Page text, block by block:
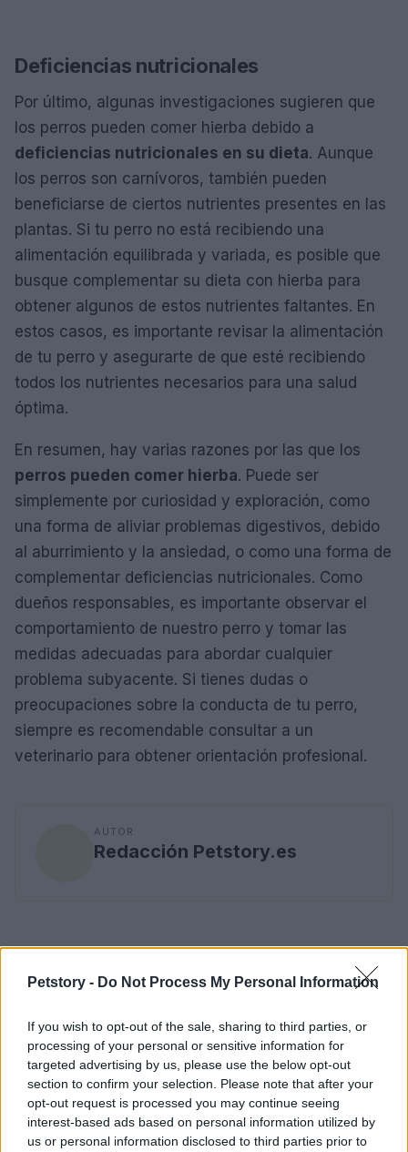
Petstory - Do Not Process My Personal Information
If you wish to opt-out of the sale, sharing to third parties, or
processing of your personal or sensitive information for
targeted advertising by us, please use the below opt-out
section to confirm your selection. Please note that after your
opt-out request is processed you may continue seeing
interest-based ads based on personal information utilized by
us or personal information disclosed to third parties prior to
Deficiencias nutricionales
Por último, algunas investigaciones sugieren que
los perros pueden comer hierba debido a
deficiencias nutricionales en su dieta. Aunque
los perros son carnívoros, también pueden
beneficiarse de ciertos nutrientes presentes en las
plantas. Si tu perro no está recibiendo una
alimentación equilibrada y variada, es posible que
busque complementar su dieta con hierba para
obtener algunos de estos nutrientes faltantes. En
estos casos, es importante revisar la alimentación
de tu perro y asegurarte de que esté recibiendo
todos los nutrientes necesarios para una salud
óptima.
En resumen, hay varias razones por las que los
perros pueden comer hierba. Puede ser
simplemente por curiosidad y exploración, como
una forma de aliviar problemas digestivos, debido
al aburrimiento y la ansiedad, o como una forma de
complementar deficiencias nutricionales. Como
dueños responsables, es importante observar el
comportamiento de nuestro perro y tomar las
medidas adecuadas para abordar cualquier
problema subyacente. Si tienes dudas o
preocupaciones sobre la conducta de tu perro,
siempre es recomendable consultar a un
veterinario para obtener orientación profesional.
AUTOR
Redacción Petstory.es